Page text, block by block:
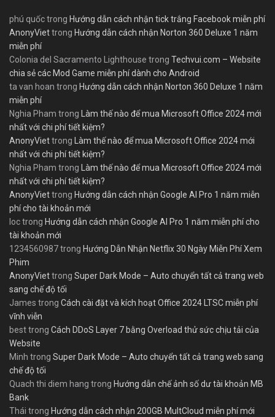
phú quốctrong Hướng dẫn cách nhận tick trắng Facebook miễn phí
AnonyViettrong Hướng dẫn cách nhận Norton 360 Deluxe 1 năm
miễn phí
Colonia del Sacramento Lighthouse trong Techvui.com – Website
chia sẻ các Mod Game miễn phí dành cho Android
ta van hoan trong Hướng dẫn cách nhận Norton 360 Deluxe 1 năm
miễn phí
Nghia Pham trong
Làm thế nào để mua Microsoft Office 2024 mới
nhất với chi phí tiết kiệm?
AnonyViettrong
Làm thế nào để mua Microsoft Office 2024 mới
nhất với chi phí tiết kiệm?
Nghia Pham trong
Làm thế nào để mua Microsoft Office 2024 mới
nhất với chi phí tiết kiệm?
AnonyViettrong Hướng dẫn cách nhận Google AI Pro 1 năm miễn
phí cho tài khoản mới
loctrong Hướng dẫn cách nhận Google AI Pro 1 năm miễn phí cho
tài khoản mới
1234560987trong Hướng Dẫn Nhận Netflix 30 Ngày Miễn Phí Xem
Phim
AnonyViettrong Super Dark Mode – Auto chuyển tất cả trang web
sang chế độ tối
James trong Cách cài đặt và kích hoạt Office 2024 LTSC miễn phí
vĩnh viễn
besttrong Cách DDoS Layer 7 bằng Overload thử sức chịu tải của
Website
Minh trong Super Dark Mode – Auto chuyển tất cả trang web sang
chế độ tối
Quach thi diem hang trong Hướng dẫn chế ảnh số dư tài khoản MB
Bank
Thái trong Hướng dẫn cách nhận 200GB MultCloud miễn phí mới